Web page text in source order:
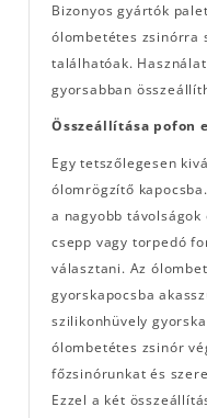
Bizonyos gyártók
ólombetétes zsinórra
találhatóak.
gyorsabban
Összeállítása pofon
Egy tetszőlegesen
ólomrögzítő
a nagyobb
csepp vagy torpedó
választani. Az
gyorskapocsba
szilikonhüvely
ólombetétes zsinór
főzsinórunkat és
Ezzel a két